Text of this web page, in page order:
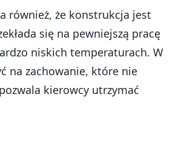
również, że konstrukcja jest
się na pewniejszą pracę
niskich temperaturach. W
na zachowanie, które nie
kierowcy utrzymać